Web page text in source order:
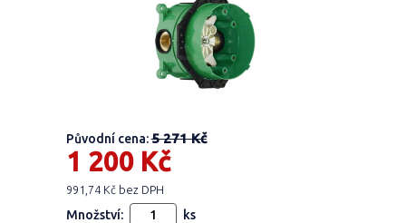
Původní cena:5 271 Kč
1 200 Kč
991,74 Kč bez DPH
Množství: ks